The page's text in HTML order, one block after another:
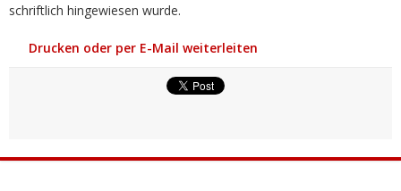
schriftlich hingewiesen wurde.
Drucken oder per E-Mail weiterleiten